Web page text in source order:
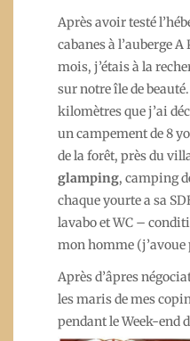
Après avoir testé
cabanes à l’auberge
mois, j’étais à la
sur notre île de beauté.
kilomètres que j’ai
un campement de 8
de la forêt, près du
glamping, camping
chaque yourte a sa
lavabo et WC –
mon homme
Après d’âpres
les maris de mes
pendant le Week-end